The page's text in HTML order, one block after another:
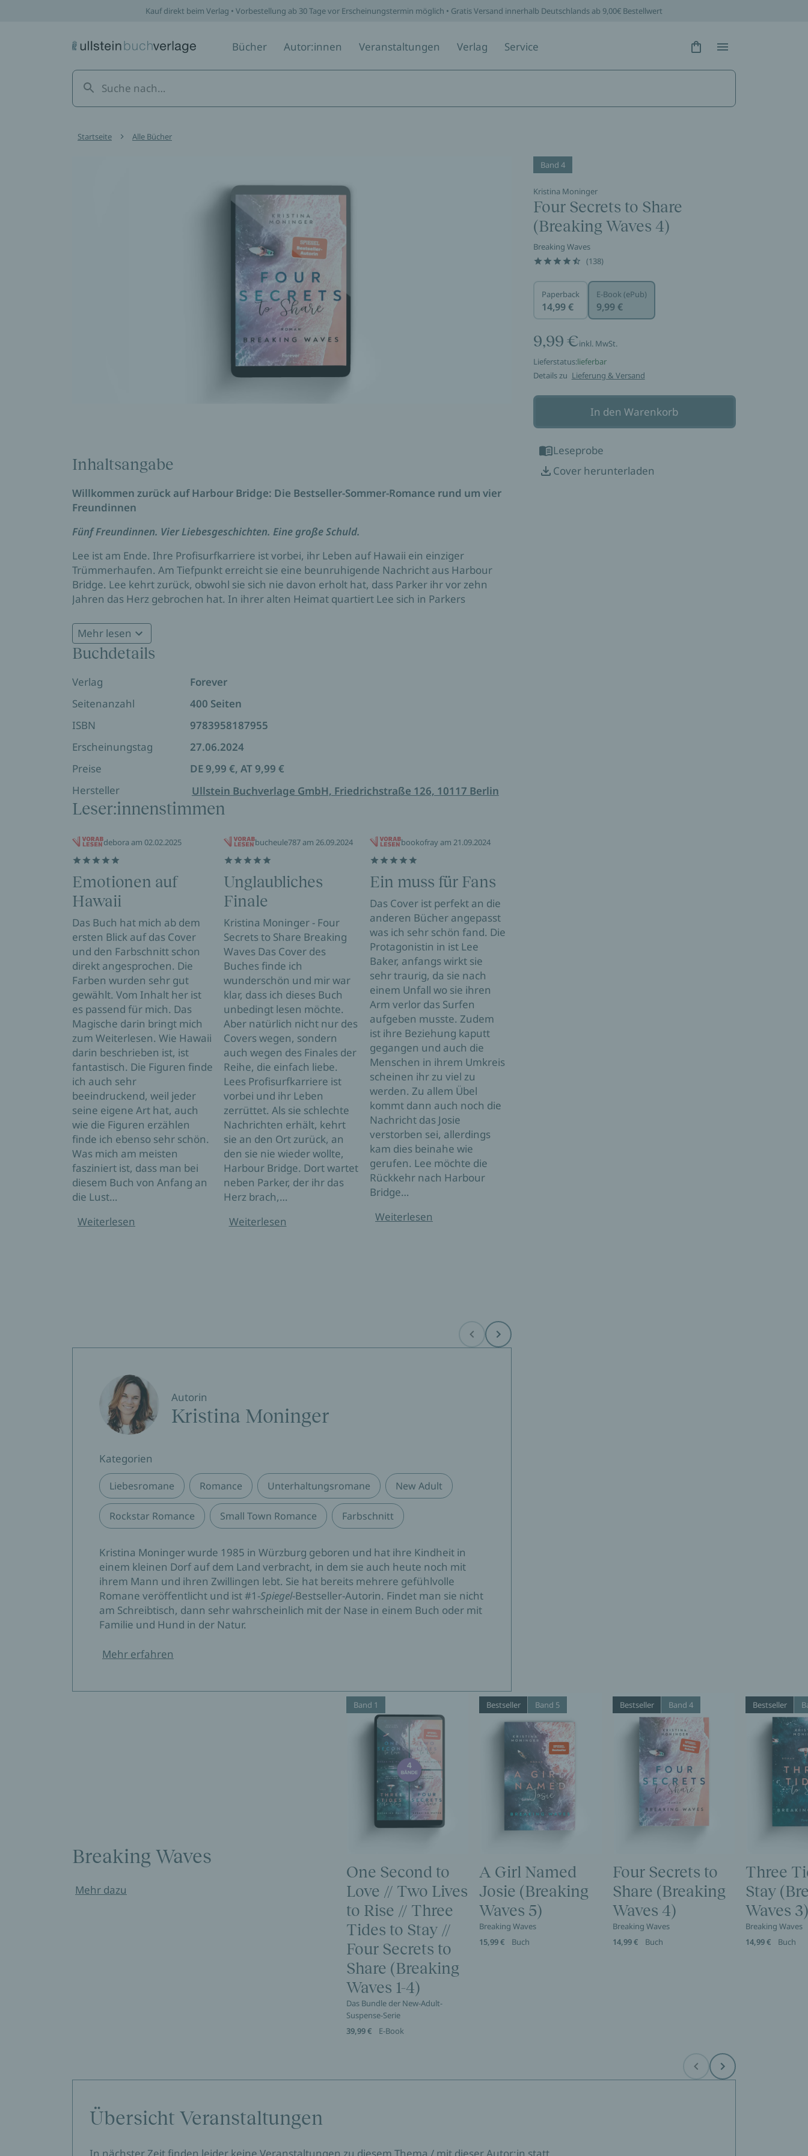
Kauf direkt beim Verlag • Vorbestellung ab 30 Tage vor Erscheinungstermin möglich • Gratis Versand innerhalb Deutschlands ab 9,00€ Bestellwert
Bücher Autor:innen Veranstaltungen Verlag Service Hidden Text
Hidden Text
Startseite Alle Bücher
Band 4
Kristina Moninger
Four Secrets to Share
(Breaking Waves 4)
Breaking Waves
(138)
Paperback
14,99 €
E-Book (ePub)
9,99 €
9,99 €inkl. MwSt.
Lieferstatus:lieferbar
Details zu Lieferung & Versand
In den Warenkorb
Leseprobe
Cover herunterladen
Inhaltsangabe
Willkommen zurück auf Harbour Bridge: Die Bestseller-Sommer-Romance rund um vier
Freundinnen
Fünf Freundinnen. Vier Liebesgeschichten. Eine große Schuld.
Lee ist am Ende. Ihre Profisurfkarriere ist vorbei, ihr Leben auf Hawaii ein einziger
Trümmerhaufen. Am Tiefpunkt erreicht sie eine beunruhigende Nachricht aus Harbour
Bridge. Lee kehrt zurück, obwohl sie sich nie davon erholt hat, dass Parker ihr vor zehn
Jahren das Herz gebrochen hat. In ihrer alten Heimat quartiert Lee sich in Parkers
dort erwarten sie auch ihre Freundinnen von damals, denen sie nie gestanden hat, was in
jenem Sommer, in dem Josie spurlos verschwand, wirklich passiert ist …
Jetzt neu: Kehre zurück nach Harbour Bridge in
Odinas Geschichte: Breaking Waves - Three Tides to Stay
Lees Geschichte: Breaking Waves - Four Secrets to Share
Mehr lesen
Buchdetails
Verlag
Forever
Seitenanzahl
400 Seiten
ISBN
9783958187955
Erscheinungstag
27.06.2024
Preise
DE 9,99 €, AT 9,99 €
Hersteller
Ullstein Buchverlage GmbH, Friedrichstraße 126, 10117 Berlin
Leser:innenstimmen
debora am 02.02.2025
Emotionen auf
Hawaii
Das Buch hat mich ab dem
ersten Blick auf das Cover
und den Farbschnitt schon
direkt angesprochen. Die
Farben wurden sehr gut
gewählt. Vom Inhalt her ist
es passend für mich. Das
Magische darin bringt mich
zum Weiterlesen. Wie Hawaii
darin beschrieben ist, ist
fantastisch. Die Figuren finde
ich auch sehr
beeindruckend, weil jeder
seine eigene Art hat, auch
wie die Figuren erzählen
finde ich ebenso sehr schön.
Was mich am meisten
fasziniert ist, dass man bei
diesem Buch von Anfang an
die Lust…
Weiterlesen
bucheule787 am 26.09.2024
Unglaubliches
Finale
Kristina Moninger - Four
Secrets to Share Breaking
Waves Das Cover des
Buches finde ich
wunderschön und mir war
klar, dass ich dieses Buch
unbedingt lesen möchte.
Aber natürlich nicht nur des
Covers wegen, sondern
auch wegen des Finales der
Reihe, die einfach liebe.
Lees Profisurfkarriere ist
vorbei und ihr Leben
zerrüttet. Als sie schlechte
Nachrichten erhält, kehrt
sie an den Ort zurück, an
den sie nie wieder wollte,
Harbour Bridge. Dort wartet
neben Parker, der ihr das
Herz brach,…
Weiterlesen
bookofray am 21.09.2024
Ein muss für Fans
Das Cover ist perfekt an die
anderen Bücher angepasst
was ich sehr schön fand. Die
Protagonistin in ist Lee
Baker, anfangs wirkt sie
sehr traurig, da sie nach
einem Unfall wo sie ihren
Arm verlor das Surfen
aufgeben musste. Zudem
ist ihre Beziehung kaputt
gegangen und auch die
Menschen in ihrem Umkreis
scheinen ihr zu viel zu
werden. Zu allem Übel
kommt dann auch noch die
Nachricht das Josie
verstorben sei, allerdings
kam dies beinahe wie
gerufen. Lee möchte die
Rückkehr nach Harbour
Bridge…
Weiterlesen
Before Next
Autorin
Kristina Moninger
Kategorien
Liebesromane Romance Unterhaltungsromane New Adult
Rockstar Romance Small Town Romance Farbschnitt
Kristina Moninger wurde 1985 in Würzburg geboren und hat ihre Kindheit in
einem kleinen Dorf auf dem Land verbracht, in dem sie auch heute noch mit
ihrem Mann und ihren Zwillingen lebt. Sie hat bereits mehrere gefühlvolle
Romane veröffentlicht und ist #1-Spiegel-Bestseller-Autorin. Findet man sie nicht
am Schreibtisch, dann sehr wahrscheinlich mit der Nase in einem Buch oder mit
Familie und Hund in der Natur.
Mehr erfahren
Breaking Waves
Mehr dazu
Band 1
One Second to
Love // Two Lives
to Rise // Three
Tides to Stay //
Four Secrets to
Share (Breaking
Waves 1-4)
Das Bundle der New-Adult-
Suspense-Serie
39,99 €
E-Book
Bestseller Band 5
A Girl Named
Josie (Breaking
Waves 5)
Breaking Waves
15,99 €
Buch
Bestseller Band 4
Four Secrets to
Share (Breaking
Waves 4)
Breaking Waves
14,99 €
Buch
Bestseller
Three
Stay
Waves 3)
Breaking Waves
14,99 €
Buch
Before Next
Übersicht Veranstaltungen